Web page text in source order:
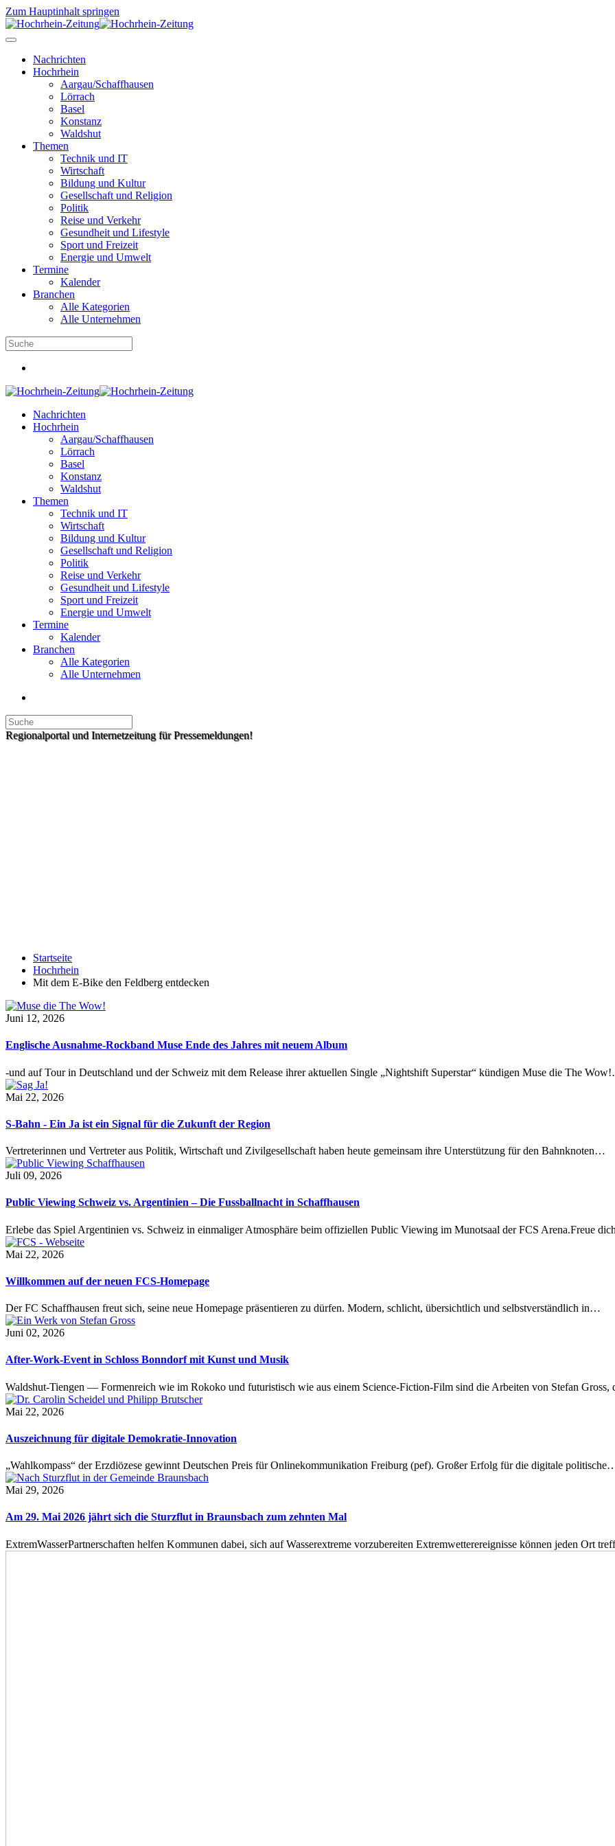
Zum Hauptinhalt springen
Nachrichten
Hochrhein
Aargau/Schaffhausen
Lörrach
Basel
Konstanz
Waldshut
Themen
Technik und IT
Wirtschaft
Bildung und Kultur
Gesellschaft und Religion
Politik
Reise und Verkehr
Gesundheit und Lifestyle
Sport und Freizeit
Energie und Umwelt
Termine
Kalender
Branchen
Alle Kategorien
Alle Unternehmen
Nachrichten
Hochrhein
Aargau/Schaffhausen
Lörrach
Basel
Konstanz
Waldshut
Themen
Technik und IT
Wirtschaft
Bildung und Kultur
Gesellschaft und Religion
Politik
Reise und Verkehr
Gesundheit und Lifestyle
Sport und Freizeit
Energie und Umwelt
Termine
Kalender
Branchen
Alle Kategorien
Alle Unternehmen
Regionalportal und Internetzeitung für Pressemeldungen!
Startseite
Hochrhein
Mit dem E-Bike den Feldberg entdecken
Juni 12, 2026
Englische Ausnahme-Rockband Muse Ende des Jahres mit neuem Album
-und auf Tour in Deutschland und der Schweiz mit dem Release ihrer aktuellen Single „Nightshift Superstar“ kündigen Muse die The
Mai 22, 2026
S-Bahn - Ein Ja ist ein Signal für die Zukunft der Region
Vertreterinnen und Vertreter aus Politik, Wirtschaft und Zivilgesellschaft haben heute gemeinsam ihre Unterstützung für den Bahnknoten…
Juli 09, 2026
Public Viewing Schweiz vs. Argentinien – Die Fussballnacht in Schaffhausen
Erlebe das Spiel Argentinien vs. Schweiz in einmaliger Atmosphäre beim offiziellen Public Viewing im Munotsaal der FCS Arena.Freue
Mai 22, 2026
Willkommen auf der neuen FCS-Homepage
Der FC Schaffhausen freut sich, seine neue Homepage präsentieren zu dürfen. Modern, schlicht, übersichtlich und selbstverständlich in…
Juni 02, 2026
After-Work-Event in Schloss Bonndorf mit Kunst und Musik
Waldshut-Tiengen — Formenreich wie im Rokoko und futuristisch wie aus einem Science-Fiction-Film sind die Arbeiten von Stefan
Mai 22, 2026
Auszeichnung für digitale Demokratie-Innovation
„Wahlkompass“ der Erzdiözese gewinnt Deutschen Preis für Onlinekommunikation Freiburg (pef). Großer Erfolg für die digitale
Mai 29, 2026
Am 29. Mai 2026 jährt sich die Sturzflut in Braunsbach zum zehnten Mal
ExtremWasserPartnerschaften helfen Kommunen dabei, sich auf Wasserextreme vorzubereiten Extremwetterereignisse können jeden Ort